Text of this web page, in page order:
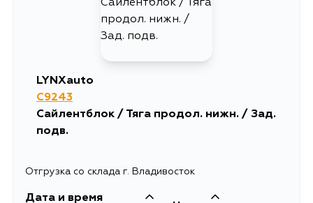
LYNXauto
C9243
Сайлентблок / Тяга продол. нижн. / Зад.
подв.
Отгрузка со склада г. Владивосток
Дата и время